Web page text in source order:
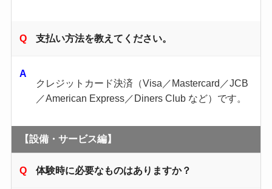
支払い方法を教えてください。
クレジットカード決済（Visa／Mastercard／JCB
／American Express／Diners Club など）です。
【設備・サービス編】
体験時に必要なものはありますか？